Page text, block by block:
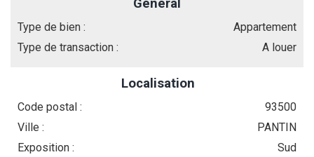
Général
Type de bien :
Appartement
Type de transaction :
A louer
Localisation
Code postal :
93500
Ville :
PANTIN
Exposition :
Sud